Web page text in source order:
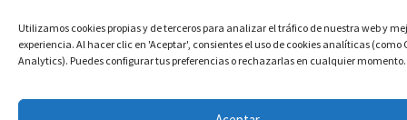
Utilizamos cookies propias y de terceros para analizar el tráfico de nuestra web y
experiencia. Al hacer clic en 'Aceptar', consientes el uso de cookies analíticas (como
Analytics). Puedes configurar tus preferencias o rechazarlas en cualquier momento.